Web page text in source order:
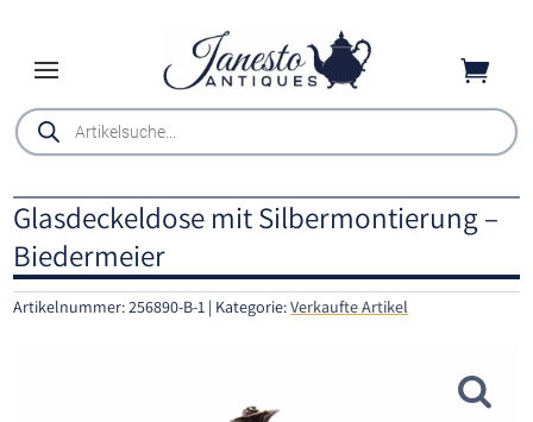

Products
search
Glasdeckeldose mit Silbermontierung –
Biedermeier
Artikelnummer:256890-B-1 Kategorie:Verkaufte Artikel